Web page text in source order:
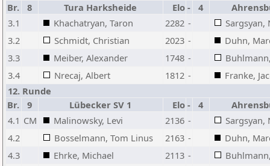
Br.
8 Tura Harksheide Elo - 4
3.1
Khachatryan, Taron 2282 -
Sargsyan,
3.2
Schmidt, Christian 2023 -
Duhn,
3.3
Meiber, Alexander 1748 -
3.4
Nrecaj, Albert 1812 -
Franke,
12. Runde
Br.
9 Lübecker SV 1 Elo - 4
4.1 CM Malinowsky, Levi 2136 -
Sargsyan,
4.2
Bosselmann, Tom Linus 2163 -
Duhn,
4.3
Ehrke, Michael 2113 -